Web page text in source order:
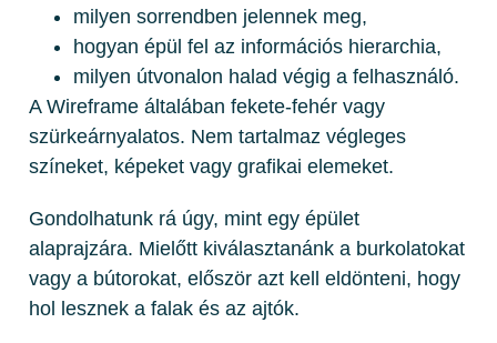
milyen sorrendben jelennek meg,
hogyan épül fel az információs hierarchia,
milyen útvonalon halad végig a felhasználó.
A Wireframe általában fekete-fehér vagy
szürkeárnyalatos. Nem tartalmaz végleges
színeket, képeket vagy grafikai elemeket.
Gondolhatunk rá úgy, mint egy épület
alaprajzára. Mielőtt kiválasztanánk a burkolatokat
vagy a bútorokat, először azt kell eldönteni, hogy
hol lesznek a falak és az ajtók.